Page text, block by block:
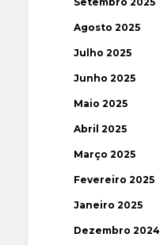
Agosto 2025
Julho 2025
Junho 2025
Maio 2025
Abril 2025
Março 2025
Fevereiro 2025
Janeiro 2025
Dezembro 2024